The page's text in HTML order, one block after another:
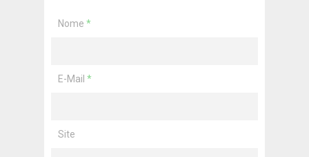
Nome *
E-Mail *
Site